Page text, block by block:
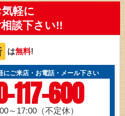
軽に
談下さい!!
は無料!
にご来店・お電話・メール下さい
117-600
～17:00（不定休）